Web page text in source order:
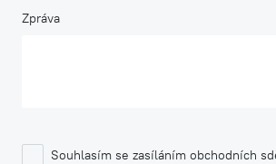
Zpráva
Souhlasím se zasíláním obchodních